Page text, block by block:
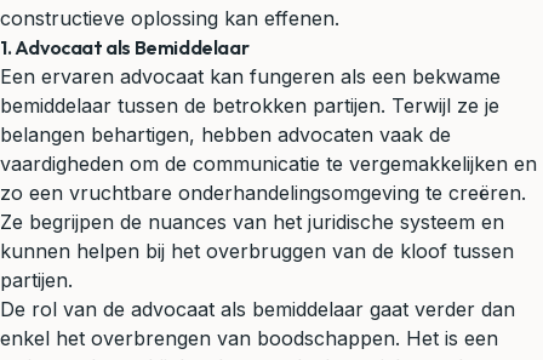
constructieve oplossing kan effenen.
1. Advocaat als Bemiddelaar
Een ervaren advocaat kan fungeren als een bekwame
bemiddelaar tussen de betrokken partijen. Terwijl ze je
belangen behartigen, hebben advocaten vaak de
vaardigheden om de communicatie te vergemakkelijken en
zo een vruchtbare onderhandelingsomgeving te creëren.
Ze begrijpen de nuances van het juridische systeem en
kunnen helpen bij het overbruggen van de kloof tussen
partijen.
De rol van de advocaat als bemiddelaar gaat verder dan
enkel het overbrengen van boodschappen. Het is een